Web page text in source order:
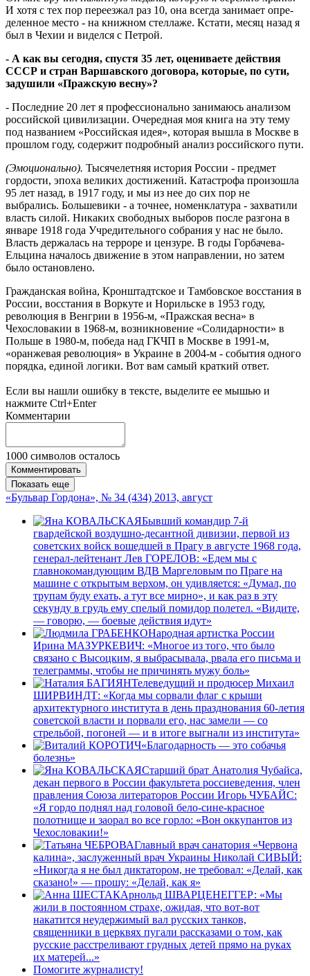
И хотя с тех пор переезжал раз 10, она всегда занимает оп­ре­
деленное место - на книжном стеллаже. Кстати, месяц назад я
был в Чехии и ви­делся с Петрой.
- А как вы сегодня, спустя 35 лет, оцениваете действия
СССР и стран Вар­шавского договора, которые, по сути,
задушили «Пражскую весну»?
- Последние 20 лет я профессионально занимаюсь анализом
российской цивилизации. Очередная моя книга на эту тему
под названием «Российская идея», которая вышла в Москве в
прошлом году, содержит подробный анализ российского пути.
(Эмоционально). Тысячелетняя история России - предмет
гордости, эпоха великих достижений. Катастрофа произошла
95 лет назад, в 1917 году, и мы из нее до сих пор не
выбрались. Большевики - а точнее, номенклатура - захватили
власть силой. Никаких свободных выборов после разгона в
январе 1918 года Учредительного собрания у нас не было.
Власть держалась на терроре и цензуре. В годы Горбачева-
Ельцина началось движение в этом направлении, но затем
было остановлено.
Гражданская война, Кронштадтское и Тамбовское восстания в
России, восстания в Воркуте и Норильске в 1953 году,
революция в Венгрии в 1956-м, «Пражская весна» в
Чехословакии в 1968-м, возникновение «Солидарности» в
Польше в 1980-м, победа над ГКЧП в Москве в 1991-м,
«оранжевая революция» в Украине в 2004-м - события одного
порядка, единой логики. Вот вам самый краткий ответ.
Если вы нашли ошибку в тексте, выделите ее мышью и
нажмите Ctrl+Enter
Комментарии
1000 символов осталось
Комментировать
Показать еще
«Бульвар Гордона», № 34 (434) 2013, август
Бывший командир 7-й
гвардейской воздушно-десантной дивизии, первой из
советских войск вошедшей в Прагу в августе 1968 года,
генерал-лейтенант Лев ГОРЕЛОВ: «Едем мы с
главнокомандующим ВДВ Маргеловым по Праге на
машине с открытым верхом, он удивляется: «Думал, по
трупам буду ехать, а тут все мирно», и как раз в эту
секунду в грудь ему спелый помидор полетел. «Видите,
— говорю, — боевые действия идут»
Народная артистка России
Ирина МАЗУРКЕВИЧ: «Многое из того, что было
связано с Высоцким, я выбрасывала, рвала его письма и
телеграммы, чтобы не причинять мужу боль»
Телеведущий и продюсер Михаил
ШИРВИНДТ: «Когда мы сорвали флаг с крыши
архитектурного института в день празднования 60-летия
советской власти и порвали его, нас замели — со
стрельбой, погоней — и в итоге выгнали из института»
«Благодарность — это собачья
болезнь»
Старший брат Анатолия Чубайса,
декан первого в России факультета россиеведения, член
правления Союза литераторов России Игорь ЧУБАЙС:
«Я гордо поднял над головой бело-сине-красное
полотнище и заорал во все горло: «Вон оккупантов из
Чехословакии!»
Главный врач санатория «Червона
калина», заслуженный врач Украины Николай СИВЫЙ:
«Никогда я не был диктатором, не требовал: «Делай, как
сказано!» — прошу: «Делай, как я»
Арнольд ШВАРЦЕНЕГГЕР: «Мы
жили в постоянном страхе, ожидая, что вот-вот
накатится неудержимый вал русских танков,
священники в церквях пугали рассказами о том, как
русские расстреливают грудных детей прямо на руках
их матерей...»
Помогите журналисту!